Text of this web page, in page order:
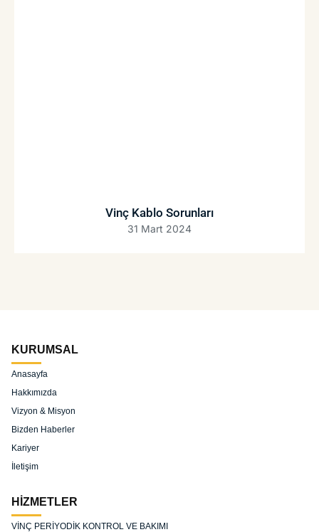
Vinç Kablo Sorunları
31 Mart 2024
KURUMSAL
Anasayfa
Hakkımızda
Vizyon & Misyon
Bizden Haberler
Kariyer
İletişim
HİZMETLER
VİNÇ PERİYODİK KONTROL VE BAKIMI